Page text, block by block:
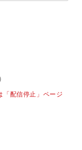
「配信停止」ページ